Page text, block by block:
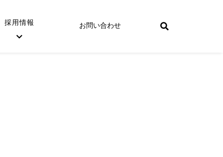
採用情報 お問い合わせ